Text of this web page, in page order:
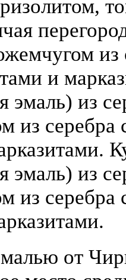
и
эмаль) из
из серебра
эмаль) из
из серебра
от